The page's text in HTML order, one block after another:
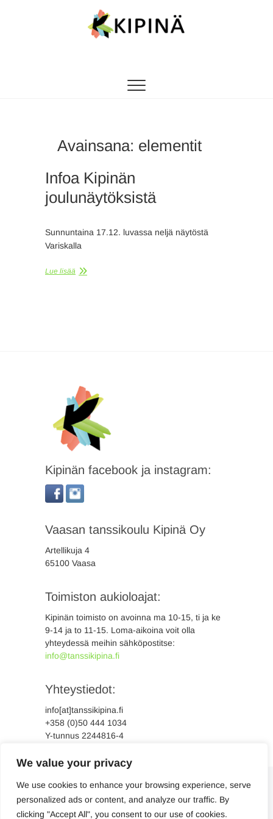
We value your privacy
We use cookies to enhance your browsing experience, serve
personalized ads or content, and analyze our traffic. By
clicking "Accept All", you consent to our use of cookies.
Avainsana: elementit
Infoa Kipinän
joulunäytöksistä
Sunnuntaina 17.12. luvassa neljä näytöstä
Variskalla
Lue lisää
Kipinän facebook ja instagram:
Vaasan tanssikoulu Kipinä Oy
Artellikuja 4
65100 Vaasa
Toimiston aukioloajat:
Kipinän toimisto on avoinna ma 10-15, ti ja ke
9-14 ja to 11-15. Loma-aikoina voit olla
yhteydessä meihin sähköpostitse:
info@tanssikipina.fi
Yhteystiedot:
info[at]tanssikipina.fi
+358 (0)50 444 1034
Y-tunnus 2244816-4